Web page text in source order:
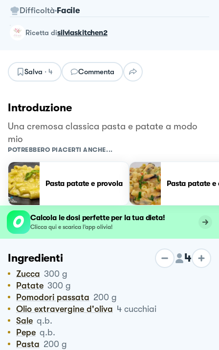
Difficoltà Facile
ricetta disilviaskitchen2
Salva · 4 Commenta
Introduzione
Una cremosa classica pasta e patate a modo
mio
POTREBBERO PIACERTI ANCHE...
Pasta patate e provola Pasta patate e
Calcola le dosi perfette per la tua dieta!
Clicca qui e scarica l’app olivia!
Ingredienti 4
Zucca 300 g
Patate 300 g
Pomodori passata 200 g
Olio extravergine d'oliva 4 cucchiai
Sale q.b.
Pepe q.b.
Pasta 200 g